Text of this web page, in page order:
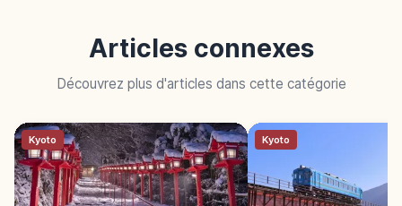
Articles connexes
Découvrez plus d'articles dans cette catégorie
Kyoto Kyoto